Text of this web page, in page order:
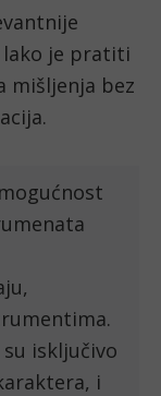
lako je pratiti
mišljenja bez
isključivo
i